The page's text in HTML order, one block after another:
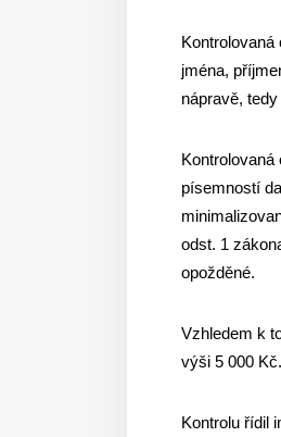
jména,
nápravě,
písemností
odst. 1
opožděné.
Vzhledem k
výši 5 000 Kč.
Kontrolu řídil